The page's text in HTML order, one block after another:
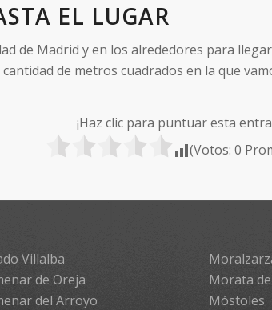
EL LUGAR
de Madrid y en los alrededores para
de metros cuadrados en la que
¡Haz clic para puntuar esta
(Votos: 0
Villalba
de Oreja
del Arroyo
Morata
Móstoles